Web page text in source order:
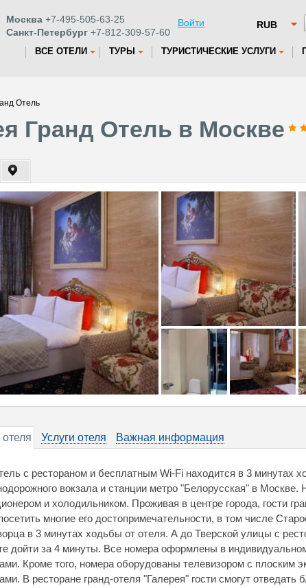
Москва +7-495-505-63-25
Санкт-Петербург +7-812-309-57-60
Войти
ВСЕ ОТЕЛИ ТУРЫ ТУРИСТИЧЕСКИЕ УСЛУГИ
Отель
Гранд Отель в Москве
Услуги отеля Важная информация
с рестораном и бесплатным Wi-Fi находится в 3 минутах
вокзала и станции метро "Белорусская" в
и холодильником. Проживая в центре города, гости
многие его достопримечательности, в том числе
в 3 минутах ходьбы от отеля. А до Тверской улицы с
дойти за 4 минуты. Все номера оформлены в
Кроме того, номера оборудованы телевизором с плоским
В ресторане гранд-отеля "Галерея" гости смогут отведать